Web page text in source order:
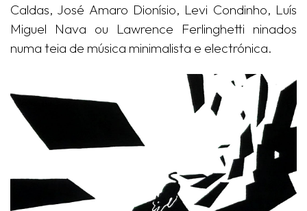
Caldas, José Amaro Dionísio, Levi Condinho, Luís
Miguel Nava ou Lawrence Ferlinghetti ninados
numa teia de música minimalista e electrónica.